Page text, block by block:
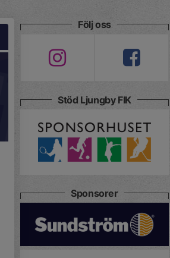
Följ oss
Stöd Ljungby FIK
Sponsorer